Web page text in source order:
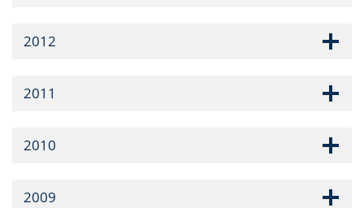
2012
2011
2010
2009